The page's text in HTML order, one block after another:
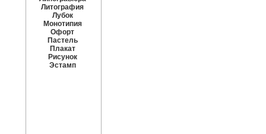
Литография
Лубок
Монотипия
Офорт
Пастель
Плакат
Рисунок
Эстамп